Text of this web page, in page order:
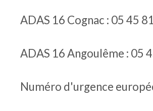
ADAS 16 Cognac : 05 45
ADAS 16 Angoulême : 05
Numéro d'urgence